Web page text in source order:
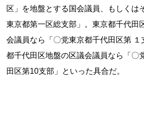
区」を地盤とする国会議員、もしくは
東京都第一区総支部」。東京都千代田
会議員なら「〇党東京都千代田区第
都千代田区地盤の区議会議員なら「〇
田区第10支部」といった具合だ。